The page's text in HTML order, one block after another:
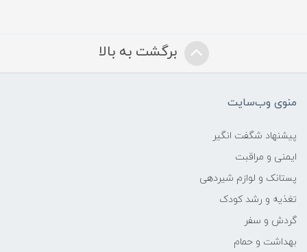
برگشت به بالا
منوی وب‌سایت
پیشنهاد شگفت انگیر
ایمنی و مراقبت
پستانک و لوازم شیردهی
تغذیه و رشد کودک
گردش و سفر
بهداشت و حمام